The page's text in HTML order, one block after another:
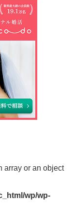
array or an object
wp/wp-